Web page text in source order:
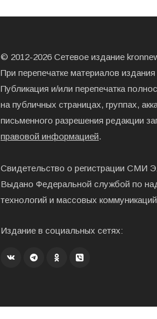
© 2012-2026 Сетевое издание
При перепечатке материалов
Публикация и/или перепечатка
на публичных страницах, группах,
письменного разрешения редакции
правовой информацией.
Свидетельство о регистрации СМИ
Выдано Федеральной службой по
технологий и массовых
Издание в социальных сетях: